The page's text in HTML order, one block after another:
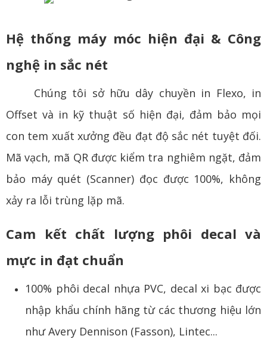
Hệ thống máy móc hiện đại & Công
nghệ in sắc nét
Chúng tôi sở hữu dây chuyền in Flexo, in
Offset và in kỹ thuật số hiện đại, đảm bảo mọi
con tem xuất xưởng đều đạt độ sắc nét tuyệt đối.
Mã vạch, mã QR được kiểm tra nghiêm ngặt, đảm
bảo máy quét (Scanner) đọc được 100%, không
xảy ra lỗi trùng lặp mã.
Cam kết chất lượng phôi decal và
mực in đạt chuẩn
100% phôi decal nhựa PVC, decal xi bạc được
nhập khẩu chính hãng từ các thương hiệu lớn
như Avery Dennison (Fasson), Lintec...